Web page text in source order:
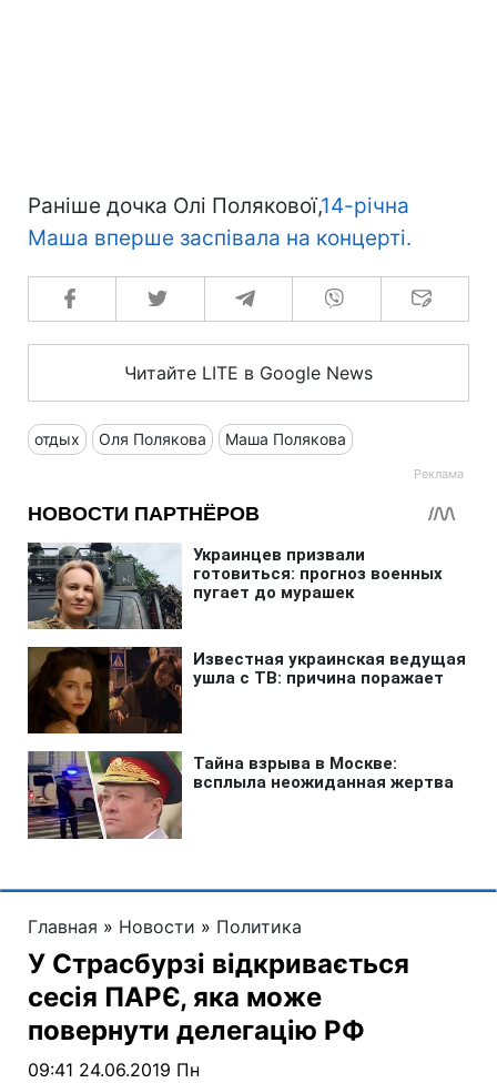
Раніше дочка Олі Полякової,14-річна
Маша вперше заспівала на концерті.
Читайте LITE в Google News
отдых Оля Полякова Маша Полякова
Главная » Новости » Политика
У Страсбурзі відкривається
сесія ПАРЄ, яка може
повернути делегацію РФ
09:41 24.06.2019 Пн